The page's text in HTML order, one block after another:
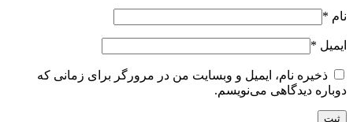
*
*
ذخیره نام، ایمیل و وبسایت من در مرورگر برای زمانی که
دیدگاهی می‌نویسم.